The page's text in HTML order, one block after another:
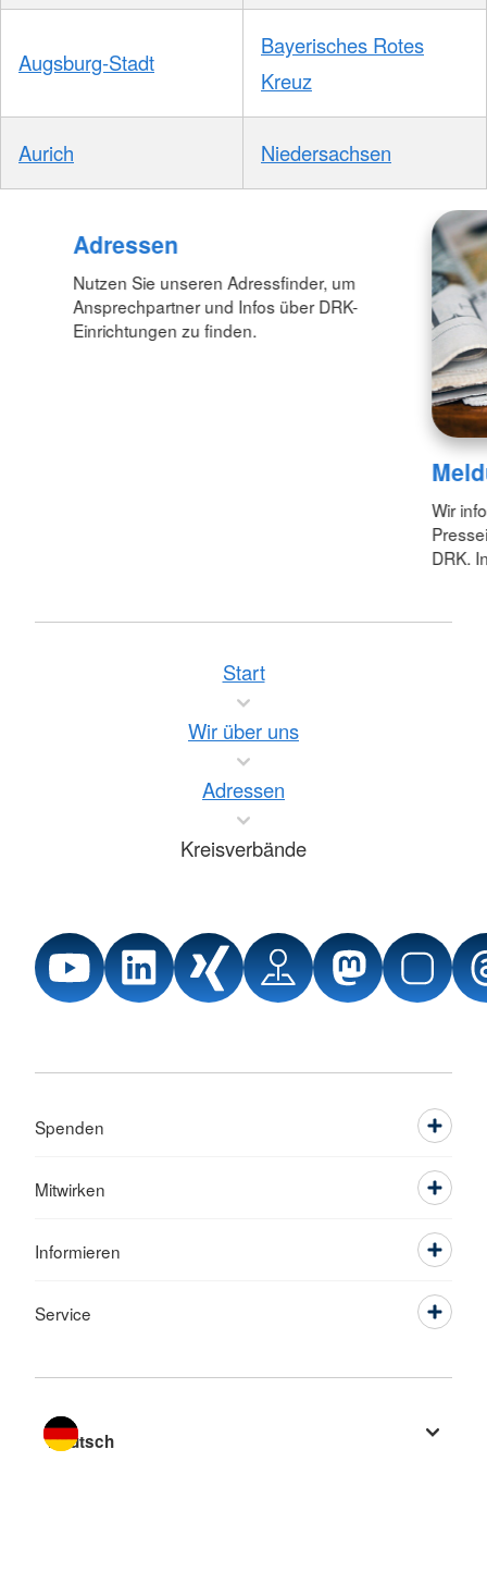
Augsburg-Stadt
Bayerisches Rotes
Kreuz
Aurich Niedersachsen
Adressen
Nutzen Sie unseren Adressfinder, um
Ansprechpartner und Infos über DRK-
Einrichtungen zu finden.
Wir
DRK.
Start
Wir über uns
Adressen
Kreisverbände
Spenden
Mitwirken
Informieren
Service
Sprache wechseln zu